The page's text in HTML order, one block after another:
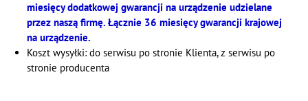
miesięcy dodatkowej gwarancji na urządzenie udzielane
przez naszą firmę. Łącznie 36 miesięcy gwarancji krajowej
na urządzenie.
Koszt wysyłki: do serwisu po stronie Klienta, z serwisu po
stronie producenta